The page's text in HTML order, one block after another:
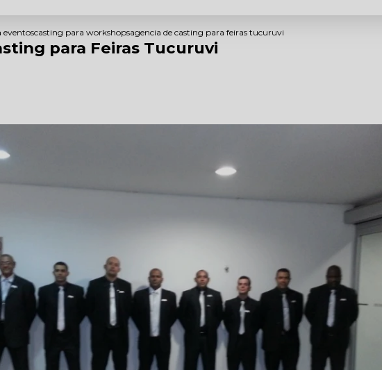
eventoscasting para workshopsagencia de casting para feiras tucuruvi
para Feiras Tucuruvi